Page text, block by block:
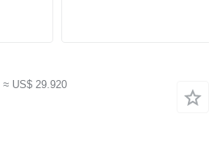
≈ US$ 29.920